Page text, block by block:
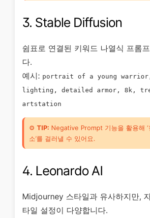
3. Stable Diffusion
쉼표로 연결된 키워드 나열식 프롬
다.
예시: portrait of a young
lighting, detailed armor, 8k,
artstation
⚙️ TIP: Negative Prompt 기능을 활용해 ‘
소’를 걸러낼 수 있어요.
4. Leonardo AI
Midjourney 스타일과 유사하지만,
타일 설정이 다양합니다.